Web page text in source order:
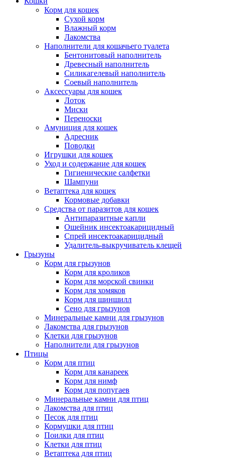
Корм для кошек
Сухой корм
Влажный корм
Лакомства
Наполнители для кошачьего туалета
Бентонитовый наполнитель
Древесный наполнитель
Силикагелевый наполнитель
Соевый наполнитель
Аксессуары для кошек
Лоток
Миски
Переноски
Амуниция для кошек
Адресник
Поводки
Игрушки для кошек
Уход и содержание для кошек
Гигиенические салфетки
Шампуни
Ветаптека для кошек
Кормовые добавки
Средства от паразитов для кошек
Антипаразитные капли
Ошейник инсектоакарицидный
Спрей инсектоакарицидный
Удалитель-выкручиватель клещей
Грызуны
Корм для грызунов
Корм для кроликов
Корм для морской свинки
Корм для хомяков
Корм для шиншилл
Сено для грызунов
Минеральные камни для грызунов
Лакомства для грызунов
Клетки для грызунов
Наполнители для грызунов
Птицы
Корм для птиц
Корм для канареек
Корм для нимф
Корм для попугаев
Минеральные камни для птиц
Лакомства для птиц
Песок для птиц
Кормушки для птиц
Поилки для птиц
Клетки для птиц
Ветаптека для птиц